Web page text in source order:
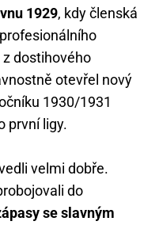
1929, kdy členská
dostihového
otevřel nový
1930/1931
první ligy.
velmi dobře.
do
se slavným